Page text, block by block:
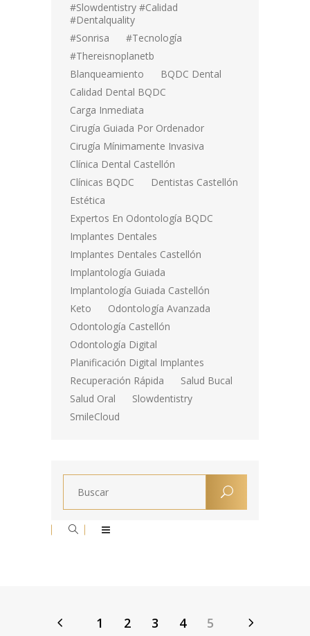
#Slowdentistry #calidad
#dentalquality
#sonrisa
#tecnología
#thereisnoplanetb
Blanqueamiento
BQDC Dental
Calidad Dental BQDC
Carga Inmediata
Cirugía Guiada Por Ordenador
Cirugía Mínimamente Invasiva
Clínica Dental Castellón
Clínicas BQDC
Dentistas Castellón
Estética
Expertos En Odontología BQDC
Implantes Dentales
Implantes Dentales Castellón
Implantología Guiada
Implantología Guiada Castellón
Keto
Odontología Avanzada
Odontología Castellón
Odontología Digital
Planificación Digital Implantes
Recuperación Rápida
Salud Bucal
Salud Oral
Slowdentistry
SmileCloud
1 2 3 4 5